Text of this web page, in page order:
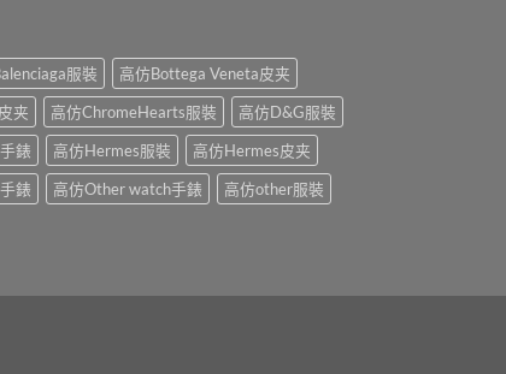
服裝
高仿Bottega Veneta皮夹
夹 高仿ChromeHearts服裝
高仿D&G服裝
錶 高仿Hermes服裝
高仿Hermes皮夹
錶 高仿Other watch手錶
高仿other服裝